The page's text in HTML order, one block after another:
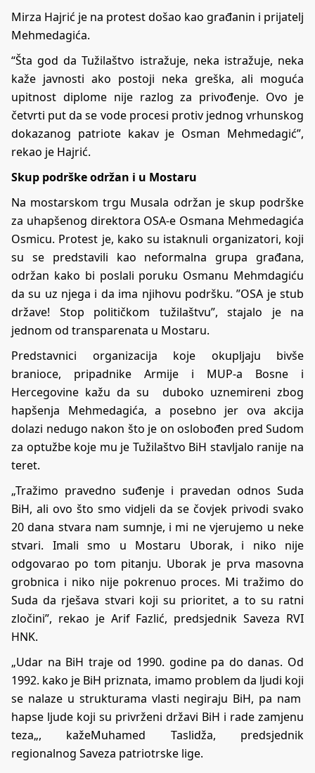
Mirza Hajrić je na protest došao kao građanin i prijatelj
Mehmedagića.
“Šta god da Tužilaštvo istražuje, neka istražuje, neka
kaže javnosti ako postoji neka greška, ali moguća
upitnost diplome nije razlog za privođenje. Ovo je
četvrti put da se vode procesi protiv jednog vrhunskog
dokazanog patriote kakav je Osman Mehmedagić”,
rekao je Hajrić.
Skup podrške održan i u Mostaru
Na mostarskom trgu Musala održan je skup podrške
za uhapšenog direktora OSA-e Osmana Mehmedagića
Osmicu. Protest je, kako su istaknuli organizatori, koji
su se predstavili kao neformalna grupa građana,
održan kako bi poslali poruku Osmanu Mehmdagiću
da su uz njega i da ima njihovu podršku. ”OSA je stub
države! Stop političkom tužilaštvu”, stajalo je na
jednom od transparenata u Mostaru.
Predstavnici organizacija koje okupljaju bivše
branioce, pripadnike Armije i MUP-a Bosne i
Hercegovine kažu da su duboko uznemireni zbog
hapšenja Mehmedagića, a posebno jer ova akcija
dolazi nedugo nakon što je on oslobođen pred Sudom
za optužbe koje mu je Tužilaštvo BiH stavljalo ranije na
teret.
„Tražimo pravedno suđenje i pravedan odnos Suda
BiH, ali ovo što smo vidjeli da se čovjek privodi svako
20 dana stvara nam sumnje, i mi ne vjerujemo u neke
stvari. Imali smo u Mostaru Uborak, i niko nije
odgovarao po tom pitanju. Uborak je prva masovna
grobnica i niko nije pokrenuo proces. Mi tražimo do
Suda da rješava stvari koji su prioritet, a to su ratni
zločini”, rekao je Arif Fazlić, predsjednik Saveza RVI
HNK.
„Udar na BiH traje od 1990. godine pa do danas. Od
1992. kako je BiH priznata, imamo problem da ljudi koji
se nalaze u strukturama vlasti negiraju BiH, pa nam
hapse ljude koji su privrženi državi BiH i rade zamjenu
teza„, kažeMuhamed Taslidža, predsjednik
regionalnog Saveza patriotrske lige.